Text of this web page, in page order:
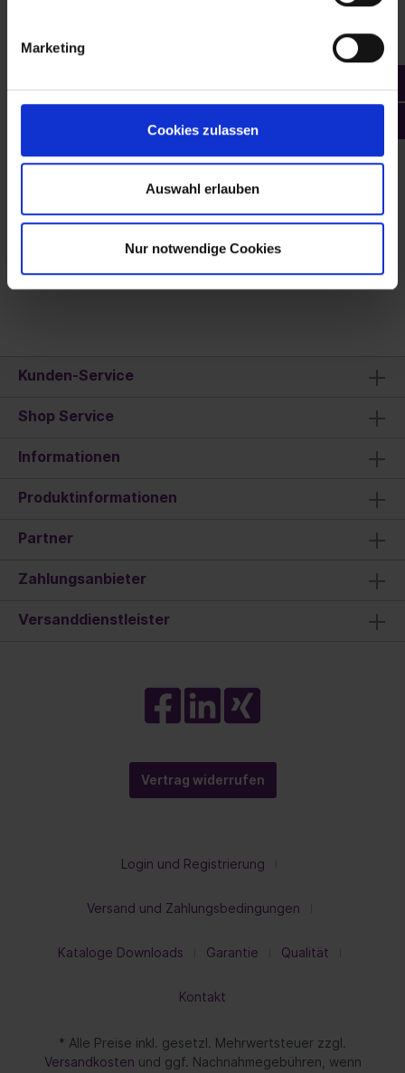
Marketing
Cookies zulassen
Auswahl erlauben
Nur notwendige Cookies
Spannzange ER16 426E nach DIN ISO 15488 (ehem. DIN
6499). ER-16 Spannzangen werden in Fräsmotoren,
Frässpindeln und HF-Spind…Mehr
Kunden-Service
Shop Service
Informationen
Produktinformationen
Partner
Zahlungsanbieter
Versanddienstleister
Vertrag widerrufen
Login und Registrierung
Versand und Zahlungsbedingungen
Kataloge Downloads Garantie Qualität
Kontakt
* Alle Preise inkl. gesetzl. Mehrwertsteuer zzgl.
Versandkosten und ggf. Nachnahmegebühren, wenn